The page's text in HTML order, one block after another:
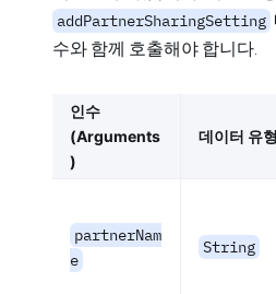
addPartnerSharingSetting
수와 함께 호출해야 합니다.
인수
(Arguments
)
데이터 유형
partnerNam
e
String